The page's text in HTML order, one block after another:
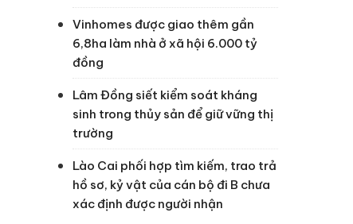
Vinhomes được giao thêm gần
6,8ha làm nhà ở xã hội 6.000 tỷ
đồng
Lâm Đồng siết kiểm soát kháng
sinh trong thủy sản để giữ vững thị
trường
Lào Cai phối hợp tìm kiếm, trao trả
hồ sơ, kỷ vật của cán bộ đi B chưa
xác định được người nhận